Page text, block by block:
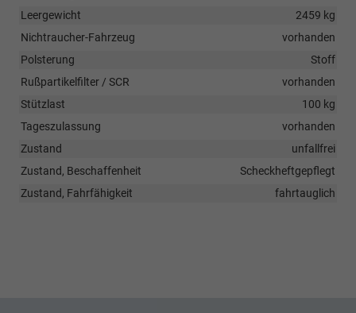
Leergewicht
2459 kg
Nichtraucher-Fahrzeug
vorhanden
Polsterung
Stoff
Rußpartikelfilter / SCR
vorhanden
Stützlast
100 kg
Tageszulassung
vorhanden
Zustand
unfallfrei
Zustand, Beschaffenheit
Scheckheftgepflegt
Zustand, Fahrfähigkeit
fahrtauglich